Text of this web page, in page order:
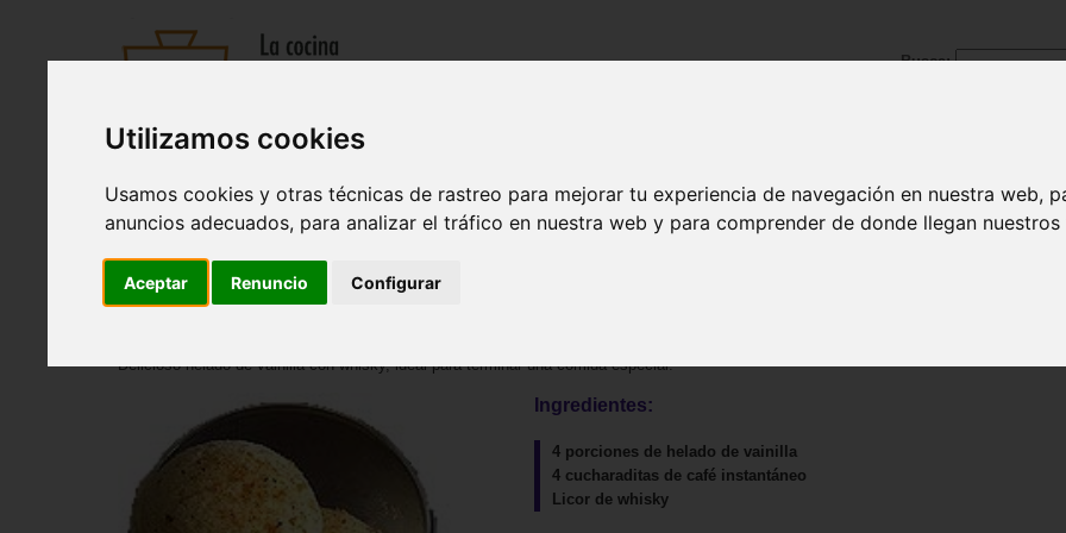
Utilizamos cookies
Usamos cookies y otras técnicas de rastreo para mejorar tu experiencia de navegación en nuestra web,
anuncios adecuados, para analizar el tráfico en nuestra web y para comprender de donde llegan nuestros
Aceptar Renuncio Configurar
Busca:
Entrantes |Sopas y cremas|Pastas y arroces |Ensaladas| Pescados y mariscos| Carnes y aves| Postres|Bebida
Helado al licor de whisky
Delicioso helado de vainilla con whisky, ideal para terminar una comida especial.
Ingredientes:
4 porciones de helado de vainilla
4 cucharaditas de café instantáneo
Licor de whisky